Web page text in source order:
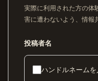
実際に利用された方の体
害に遭わないよう、情報
投稿者名
ハンドルネームを